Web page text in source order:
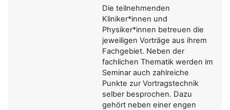
Die teilnehmenden
Kliniker*innen und
Physiker*innen betreuen die
jeweiligen Vorträge aus ihrem
Fachgebiet. Neben der
fachlichen Thematik werden im
Seminar auch zahlreiche
Punkte zur Vortragstechnik
selber besprochen. Dazu
gehört neben einer engen